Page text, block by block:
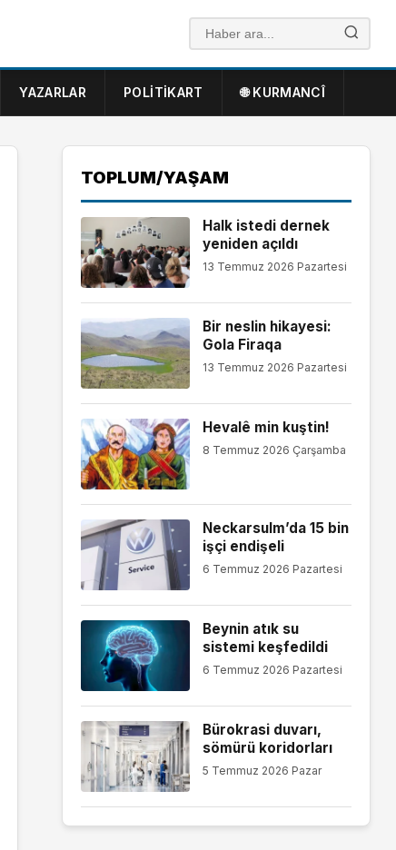
YAZARLAR POLITIKART 🌐 KURMANCÎ
TOPLUM/YAŞAM
Halk istedi dernek
yeniden açıldı
13 Temmuz 2026 Pazartesi
Bir neslin hikayesi:
Gola Firaqa
13 Temmuz 2026 Pazartesi
Hevalê min kuştin!
8 Temmuz 2026 Çarşamba
Neckarsulm’da 15 bin
işçi endişeli
6 Temmuz 2026 Pazartesi
Beynin atık su
sistemi keşfedildi
6 Temmuz 2026 Pazartesi
Bürokrasi duvarı,
sömürü koridorları
5 Temmuz 2026 Pazar